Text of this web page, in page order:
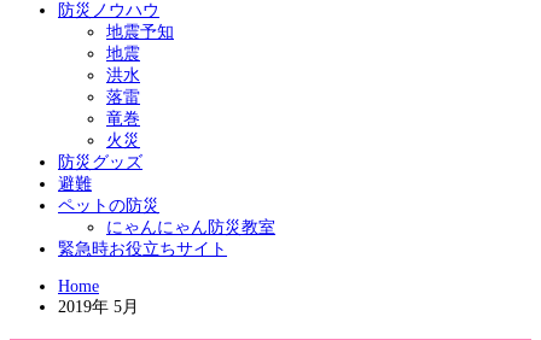
防災ノウハウ
地震予知
地震
洪水
落雷
竜巻
火災
防災グッズ
避難
ペットの防災
にゃんにゃん防災教室
緊急時お役立ちサイト
Home
2019年 5月